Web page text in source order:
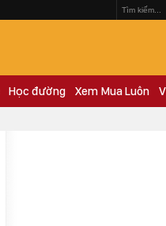
Học đường Xem Mua Luôn